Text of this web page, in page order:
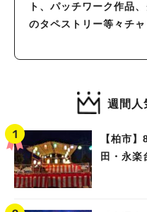
ト、パッチワーク作品
のタペストリー等々チ
週間人
【柏市
田・永楽